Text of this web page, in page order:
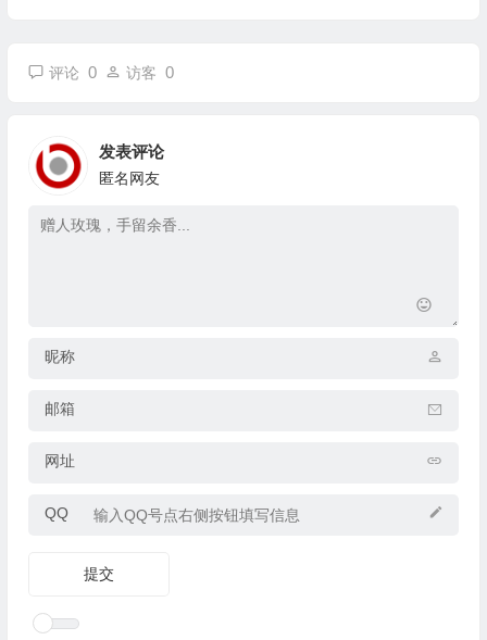
评论 0 访客 0
发表评论
匿名网友
昵称
邮箱
网址
QQ